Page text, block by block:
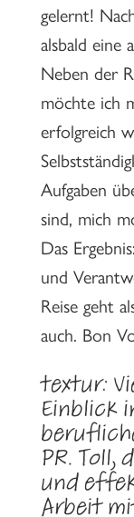
gelernt!
alsbald eine
Neben der
möchte ich
erfolgreich
Aufgaben
sind, mich
Das
und
Reise geht
auch. Bon
textur:
Einblick
PR.
und